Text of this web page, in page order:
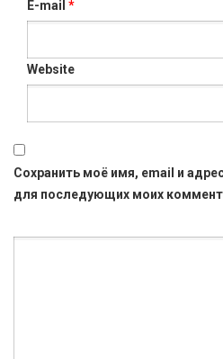
E-mail *
Website
Сохранить моё имя, email и
для последующих моих